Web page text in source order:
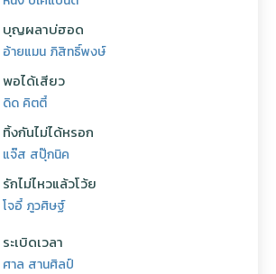
บุญผลาบ่ฮอด
อ้ายแมน ภิสิทธิ์พงษ์
พอได้เสียว
ดิด คิตตี้
ทิ้งกันไม่ได้หรอก
แจ๊ส สปุ๊กนิค
รักไม่ไหวแล้วโว้ย
โจอี้ ภูวศิษฐ์
ระเบิดเวลา
ศาล สานศิลป์